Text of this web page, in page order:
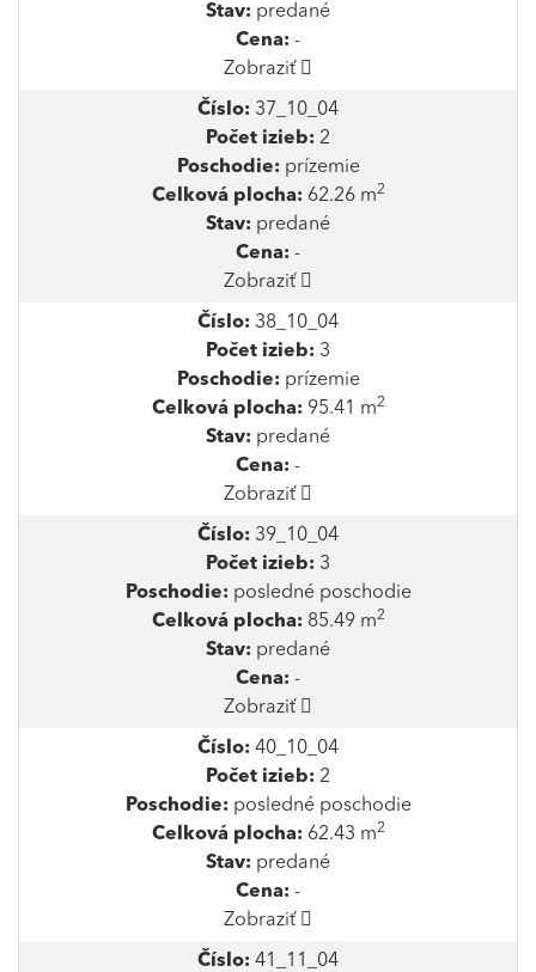
Stav: predané
Cena: -
Zobraziť
Číslo: 37_10_04
Počet izieb: 2
Poschodie:prízemie
Celková plocha: 62.26 m2
Stav: predané
Cena: -
Zobraziť
Číslo: 38_10_04
Počet izieb: 3
Poschodie:prízemie
Celková plocha: 95.41 m2
Stav: predané
Cena: -
Zobraziť
Číslo: 39_10_04
Počet izieb: 3
Poschodie:posledné poschodie
Celková plocha: 85.49 m2
Stav: predané
Cena: -
Zobraziť
Číslo: 40_10_04
Počet izieb: 2
Poschodie:posledné poschodie
Celková plocha: 62.43 m2
Stav: predané
Cena: -
Zobraziť
Číslo: 41_11_04